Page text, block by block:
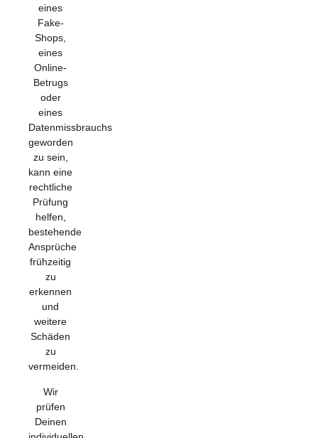
eines
Fake-
Shops,
eines
Online-
Betrugs
oder
eines
Datenmissbrauchs
geworden
zu sein,
kann eine
rechtliche
Prüfung
helfen,
bestehende
Ansprüche
frühzeitig
zu
erkennen
und
weitere
Schäden
zu
vermeiden.
Wir
prüfen
Deinen